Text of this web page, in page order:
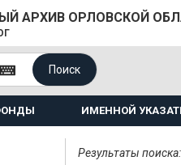
АРХИВ ОРЛОВСКОЙ
Поиск
ИМЕННОЙ
Результаты